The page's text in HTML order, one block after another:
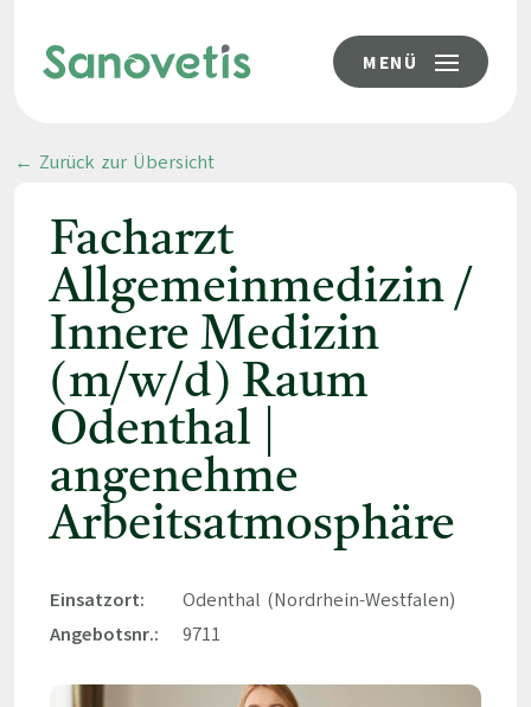
MENÜ
← Zurück zur Übersicht
Facharzt
Allgemeinmedizin /
Innere Medizin
(m/w/d) Raum
Odenthal |
angenehme
Arbeitsatmosphäre
Einsatzort:
Odenthal (Nordrhein-Westfalen)
Angebotsnr.:
9711